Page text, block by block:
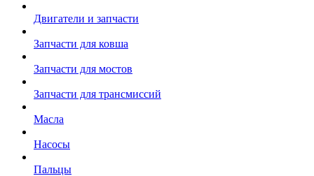
Двигатели и запчасти
Запчасти для ковша
Запчасти для мостов
Запчасти для трансмиссий
Масла
Насосы
Пальцы